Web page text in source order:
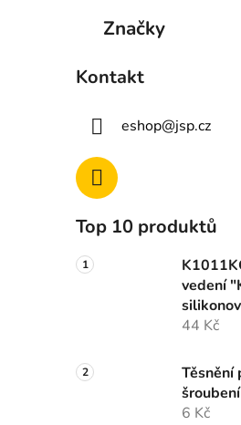
Značky
Kontakt
eshop@jsp.cz
Top 10 produktů
vedení
44 Kč
Těsnění
6 Kč